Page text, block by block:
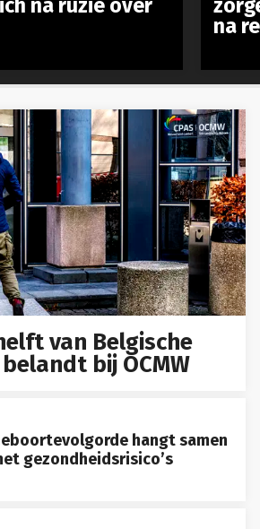
van Belgische
bij OCMW
hangt samen
gezondheidsrisico’s
na ruzie over
na